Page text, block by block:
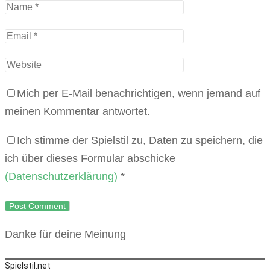
Mich per E-Mail benachrichtigen, wenn jemand auf
meinen Kommentar antwortet.
Ich stimme der Spielstil zu, Daten zu speichern, die
ich über dieses Formular abschicke
(Datenschutzerklärung) *
Danke für deine Meinung
Spielstil.net